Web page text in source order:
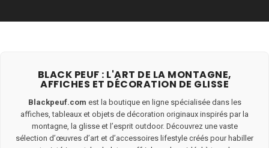
BLACK PEUF : L'ART DE LA MONTAGNE,
AFFICHES ET DÉCORATION DE GLISSE
Blackpeuf.com est la boutique en ligne spécialisée dans les
affiches, tableaux et objets de décoration originaux inspirés par la
montagne, la glisse et l’esprit outdoor. Découvrez une vaste
sélection d’œuvres d’art et d’accessoires lifestyle créés pour habiller